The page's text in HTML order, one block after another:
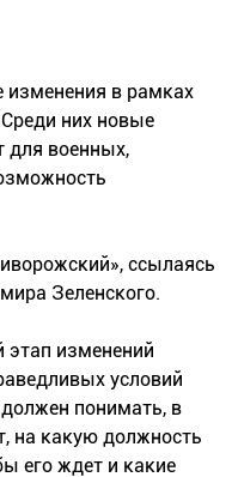
изменения в рамках
них новые
для военных,
ссылаясь
Зеленского.
этап изменений
условий
понимать, в
на какую должность
его ждет и какие